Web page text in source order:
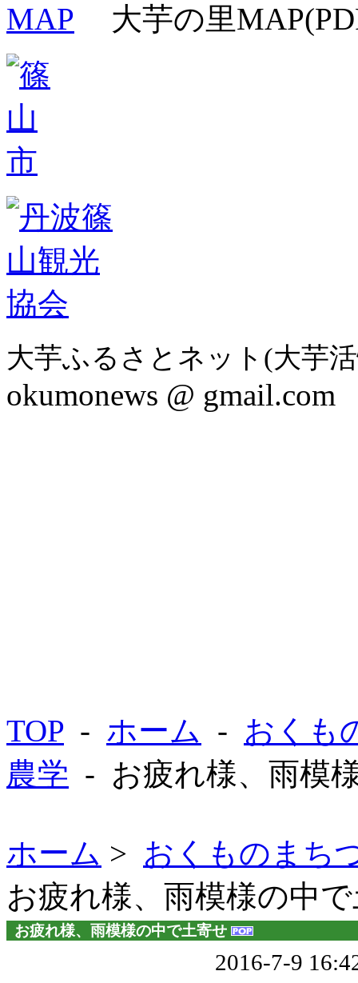
大芋の里
大芋ふるさとネット(大芋
okumonews @ gmail.com
TOP - ホーム - おくも
農学 - お疲れ様、雨模
ホーム > おくものまち
お疲れ様、雨模様の中
お疲れ様、雨模様の中で土寄せ
2016-7-9